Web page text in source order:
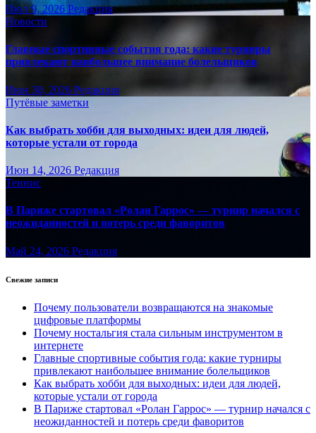
Июл 9, 2026 Редакция
Новости
Главные спортивные события года: какие турниры
привлекают наибольшее внимание болельщиков
Июн 30, 2026 Редакция
Путёвые заметки
Как выбрать хобби для выходных: идеи для людей,
которые устали от города
Июн 14, 2026 Редакция
Теннис
В Париже стартовал «Ролан Гаррос» — турнир начался с
неожиданностей и потерь среди фаворитов
Май 24, 2026 Редакция
Свежие записи
Почему пользователи возвращаются на знакомые
цифровые платформы
Почему ностальгия стала сильным инструментом в
интернете
Главные спортивные события года: какие турниры
привлекают наибольшее внимание болельщиков
Как выбрать хобби для выходных: идеи для людей,
которые устали от города
В Париже стартовал «Ролан Гаррос» — турнир начался с
неожиданностей и потерь среди фаворитов